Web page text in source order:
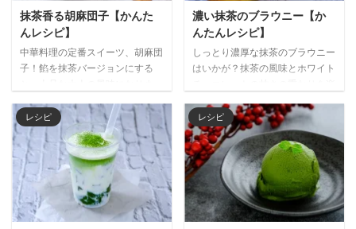
ー 50g （フィリング） 抹茶 10g
湯 40㎖ ホワイトチョコレート
100g クリームチーズ 200g 生ク
リーム 200㎖ グラニュー糖 20g
ゼラチンパウダー 6g ...
（3~6人分） （餡 抹茶餡） 抹
茶 3g 白こしあん 90g （皮） 片
栗粉 30g 水 250ml 砂糖 15g 作り
方 １ 白こしあんとふるった抹茶
抹茶香る胡麻団子【かんた
んレシピ】
中華料理の定番スイーツ、胡麻団
子！餡を抹茶バージョンにする
リとした皮の食感と一緒に、濃い
抹茶餡を楽しんでください。でき
たてを、焙じ茶と一緒にどうぞ。
材料（2~3人分） （餡） 抹茶
10g 白こしあん 120g （皮） 白玉
粉 65g 砂糖 40g 水 50㎖ 米粉
20g 熱湯 30g サラダ油 10g 白胡
濃い抹茶のブラウニー【か
んたんレシピ】
しっとり濃厚な抹茶のブラウニー
はいかが？抹茶の風味とホワイト
日のランチタイムのスイーツにピ
ッタリです。 濃い焙じ茶とあわ
せて召し上がれ♪ 材料（1~2人
分） 抹茶 20g 卵 2個 ホワイト
チョコレート 80g 無塩バター
40g 生クリーム 50cc 薄力粉
70g ベーキングパウダー 2g グラ
レシピ レシピ